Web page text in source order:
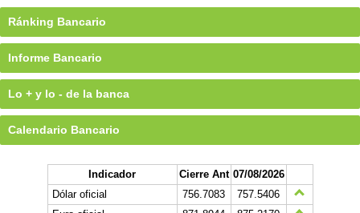
Ránking Bancario
Informe Bancario
Lo + y lo - de la banca
Calendario Bancario
Indicador Cierre Ant 07/08/2026
Dólar oficial
756.7083
757.5406